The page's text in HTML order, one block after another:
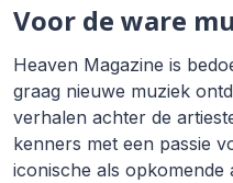
Voor de ware
Heaven Magazine is
graag nieuwe muziek
verhalen achter de
kenners met een passie
iconische als opkomende